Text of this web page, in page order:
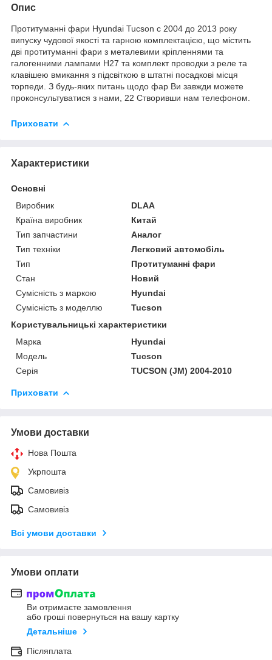
Опис
Протитуманні фари Hyundai Tucson c 2004 до 2013 року
випуску чудової якості та гарною комплектацією, що містить
дві протитуманні фари з металевими кріпленнями та
галогенними лампами Н27 та комплект проводки з реле та
клавішею вмикання з підсвіткою в штатні посадкові місця
торпеди. З будь-яких питань щодо фар Ви завжди можете
проконсультуватися з нами, 22 Створивши нам телефоном.
Приховати
Характеристики
Основні
Виробник
DLAA
Країна виробник
Китай
Тип запчастини
Аналог
Тип техніки
Легковий автомобіль
Тип
Протитуманні фари
Стан
Новий
Сумісність з маркою
Hyundai
Сумісність з моделлю
Tucson
Користувальницькі характеристики
Марка
Hyundai
Модель
Tucson
Серія
TUCSON (JM) 2004-2010
Приховати
Умови доставки
Нова Пошта
Укрпошта
Самовивіз
Самовивіз
Всі умови доставки
Умови оплати
Ви отримаєте замовлення
або гроші повернуться на вашу картку
Детальніше
Післяплата